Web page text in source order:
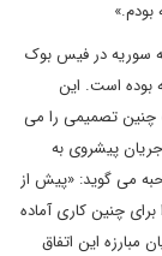
بودم.»
سوریه در فیس بوک
بوده است. این
تصمیمی را می
پیشروی به
می گوید: «پیش از
چنین کاری آماده
مبارزه این اتفاق